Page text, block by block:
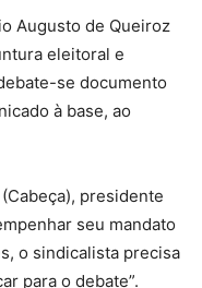
Augusto de Queiroz
eleitoral e
se documento
à base, ao
presidente
seu mandato
o sindicalista precisa
para o debate”.